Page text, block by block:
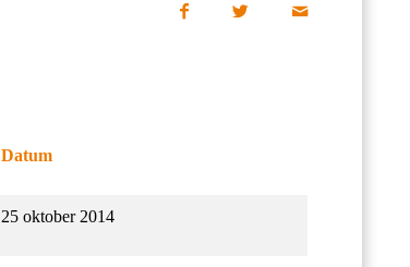
Datum
25 oktober 2014